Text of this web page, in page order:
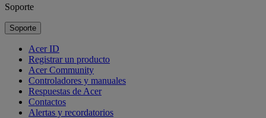
Soporte
Soporte
Acer ID
Registrar un producto
Acer Community
Controladores y manuales
Respuestas de Acer
Contactos
Alertas y recordatorios